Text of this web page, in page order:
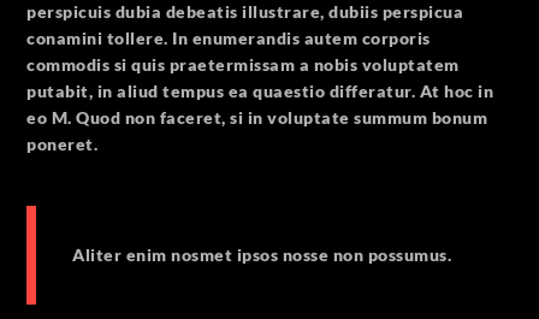
perspicuis dubia debeatis illustrare, dubiis perspicua
conamini tollere. In enumerandis autem corporis
commodis si quis praetermissam a nobis voluptatem
putabit, in aliud tempus ea quaestio differatur. At hoc in
eo M. Quod non faceret, si in voluptate summum bonum
poneret.
Aliter enim nosmet ipsos nosse non possumus.